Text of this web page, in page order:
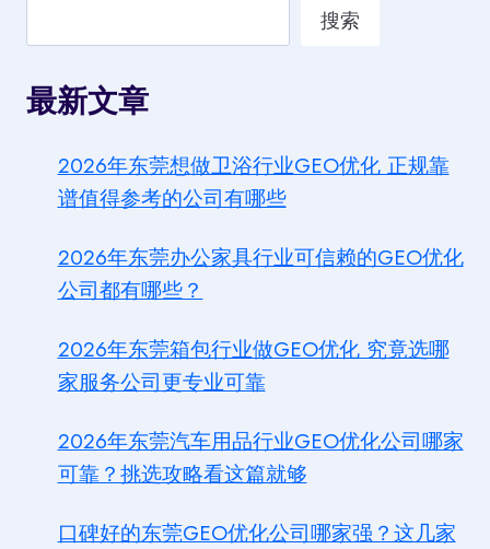
搜索
最新文章
2026年东莞想做卫浴行业GEO优化 正规靠
谱值得参考的公司有哪些
2026年东莞办公家具行业可信赖的GEO优化
公司都有哪些？
2026年东莞箱包行业做GEO优化 究竟选哪
家服务公司更专业可靠
2026年东莞汽车用品行业GEO优化公司哪家
可靠？挑选攻略看这篇就够
口碑好的东莞GEO优化公司哪家强？这几家